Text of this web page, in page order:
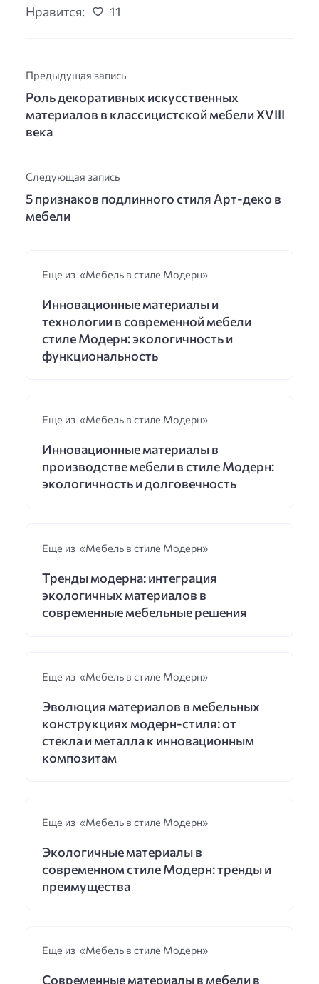
Нравится: 11
Предыдущая запись
Роль декоративных искусственных
материалов в классицистской мебели XVIII
века
Следующая запись
5 признаков подлинного стиля Арт-деко в
мебели
Еще из «Мебель в стиле Модерн»
Инновационные материалы и
технологии в современной мебели
стиле Модерн: экологичность и
функциональность
Еще из «Мебель в стиле Модерн»
Инновационные материалы в
производстве мебели в стиле Модерн:
экологичность и долговечность
Еще из «Мебель в стиле Модерн»
Тренды модерна: интеграция
экологичных материалов в
современные мебельные решения
Еще из «Мебель в стиле Модерн»
Эволюция материалов в мебельных
конструкциях модерн-стиля: от
стекла и металла к инновационным
композитам
Еще из «Мебель в стиле Модерн»
Экологичные материалы в
современном стиле Модерн: тренды и
преимущества
Еще из «Мебель в стиле Модерн»
Современные материалы в мебели в